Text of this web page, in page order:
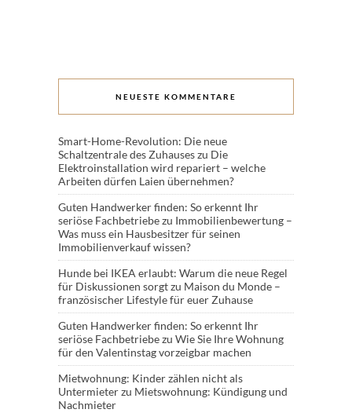
NEUESTE KOMMENTARE
Smart-Home-Revolution: Die neue
Schaltzentrale des Zuhauseszu Die
Elektroinstallation wird repariert – welche
Arbeiten dürfen Laien übernehmen?
Guten Handwerker finden: So erkennt Ihr
seriöse Fachbetriebezu Immobilienbewertung –
Was muss ein Hausbesitzer für seinen
Immobilienverkauf wissen?
Hunde bei IKEA erlaubt: Warum die neue Regel
für Diskussionen sorgtzu Maison du Monde –
französischer Lifestyle für euer Zuhause
Guten Handwerker finden: So erkennt Ihr
seriöse Fachbetriebezu Wie Sie Ihre Wohnung
für den Valentinstag vorzeigbar machen
Mietwohnung: Kinder zählen nicht als
Untermieterzu Mietswohnung: Kündigung und
Nachmieter